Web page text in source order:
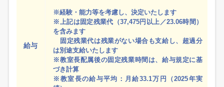
給与
※経験・能力等を考慮し、決定いたします
※上記は固定残業代（37,475円以上／23.06時間）
を含みます
固定残業代は残業がない場合も支給し、超過分
は別途支給いたします
※教室長配属後の固定残業時間は、給与規定に基
づき計算
※教室長の給与平均：月給33.1万円（2025年実